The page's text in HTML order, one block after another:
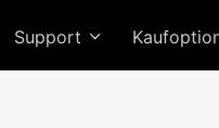
Support